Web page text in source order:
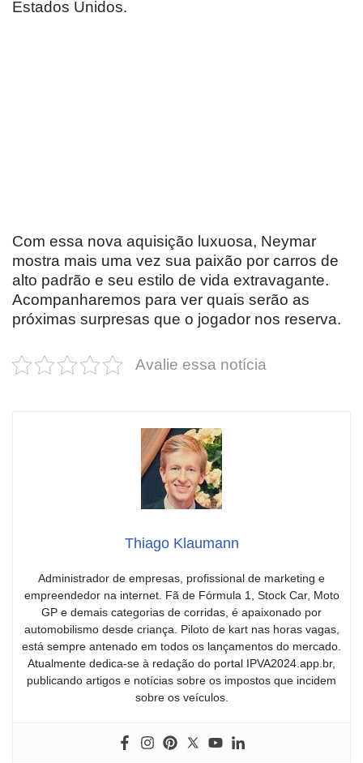
Estados Unidos.
Com essa nova aquisição luxuosa, Neymar
mostra mais uma vez sua paixão por carros de
alto padrão e seu estilo de vida extravagante.
Acompanharemos para ver quais serão as
próximas surpresas que o jogador nos reserva.
Avalie essa notícia
Thiago Klaumann
Administrador de empresas, profissional de marketing e
empreendedor na internet. Fã de Fórmula 1, Stock Car, Moto
GP e demais categorias de corridas, é apaixonado por
automobilismo desde criança. Piloto de kart nas horas vagas,
está sempre antenado em todos os lançamentos do mercado.
Atualmente dedica-se à redação do portal IPVA2024.app.br,
publicando artigos e notícias sobre os impostos que incidem
sobre os veículos.